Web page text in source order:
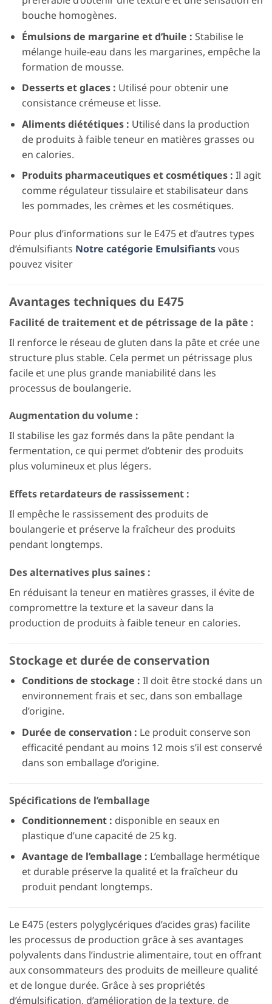
bouche homogènes.
Émulsions de margarine et d’huile : Stabilise le
mélange huile-eau dans les margarines, empêche la
formation de mousse.
Desserts et glaces : Utilisé pour obtenir une
consistance crémeuse et lisse.
Aliments diététiques : Utilisé dans la production
de produits à faible teneur en matières grasses ou
en calories.
Produits pharmaceutiques et cosmétiques : Il agit
comme régulateur tissulaire et stabilisateur dans
les pommades, les crèmes et les cosmétiques.
Pour plus d’informations sur le E475 et d’autres types
d’émulsifiants Notre catégorie Emulsifiantsvous
pouvez visiter
Avantages techniques du E475
Facilité de traitement et de pétrissage de la pâte :
Il renforce le réseau de gluten dans la pâte et crée une
structure plus stable. Cela permet un pétrissage plus
facile et une plus grande maniabilité dans les
processus de boulangerie.
Augmentation du volume :
Il stabilise les gaz formés dans la pâte pendant la
fermentation, ce qui permet d’obtenir des produits
plus volumineux et plus légers.
Effets retardateurs de rassissement :
Il empêche le rassissement des produits de
boulangerie et préserve la fraîcheur des produits
pendant longtemps.
Des alternatives plus saines :
En réduisant la teneur en matières grasses, il évite de
compromettre la texture et la saveur dans la
production de produits à faible teneur en calories.
Stockage et durée de conservation
Conditions de stockage : Il doit être stocké dans un
environnement frais et sec, dans son emballage
d’origine.
Durée de conservation : Le produit conserve son
efficacité pendant au moins 12 mois s’il est conservé
dans son emballage d’origine.
Spécifications de l’emballage
Conditionnement : disponible en seaux en
plastique d’une capacité de 25 kg.
Avantage de l’emballage : L’emballage hermétique
et durable préserve la qualité et la fraîcheur du
produit pendant longtemps.
Le E475 (esters polyglycériques d’acides gras) facilite
les processus de production grâce à ses avantages
polyvalents dans l’industrie alimentaire, tout en offrant
aux consommateurs des produits de meilleure qualité
et de longue durée. Grâce à ses propriétés
d’émulsification, d’amélioration de la texture, de